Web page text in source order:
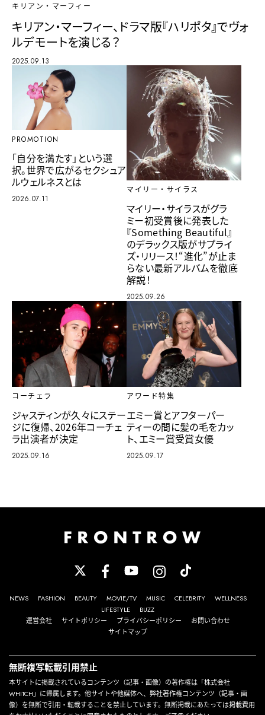
キリアン・マーフィー
キリアン・マーフィー、ドラマ版『ハリポタ』でヴォ
ルデモートを演じる？
2025.09.13
PROMOTION
「自分を満たす」という選
択。世界で広がるセクシュア
ルウェルネスとは
2026.07.11
マイリー・サイラス
マイリー・サイラスがグラ
ミー初受賞後に発表した
『Something Beautiful』
のデラックス版がサプライ
ズ・リリース！“進化”が止ま
らない最新アルバムを徹底
解説！
2025.09.26
コーチェラ
ジャスティンが久々にステー
ジに復帰、2026年コーチェ
ラ出演者が決定
2025.09.16
アワード特集
エミー賞とアフターパー
ティーの間に髪の毛をカッ
ト、エミー賞受賞女優
2025.09.17
NEWS FASHION BEAUTY MOVIE/TV MUSIC CELEBRITY
WELLNESS
LIFESTYLE
BUZZ
運営会社
サイトポリシー プライバシーポリシー
お問い合わせ
サイトマップ
無断複写転載引用禁止
本サイトに掲載されているコンテンツ（記事・画像）の著作権は「株式会社
WHITCH」に帰属します。他サイトや他媒体へ、弊社著作権コンテンツ（記事・画
像）を無断で引用・転載することを禁止しています。無断掲載にあたっては掲載費用